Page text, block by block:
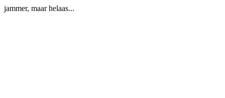
jammer, maar helaas...